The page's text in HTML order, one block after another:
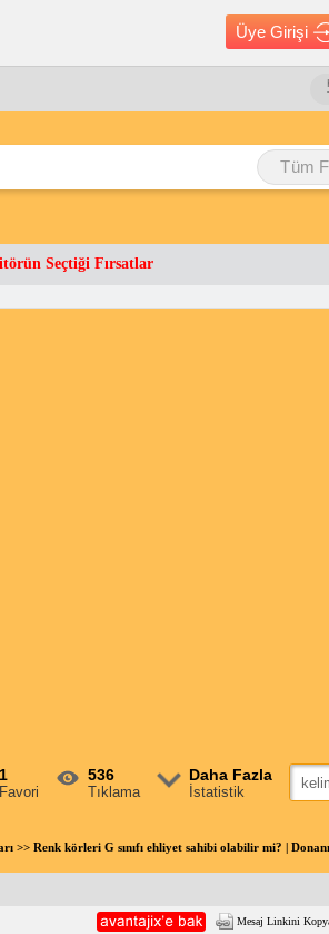
Üye Girişi
Tüm
Seçtiği Fırsatlar
1
Favori
536
Tıklama
Daha Fazla
İstatistik
>> Renk körleri G sınıfı ehliyet sahibi olabilir mi? |
Mesaj Linkini